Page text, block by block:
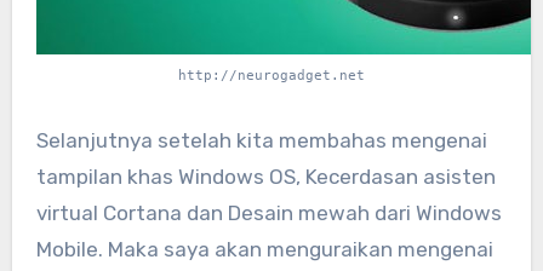
http://neurogadget.net
Selanjutnya setelah kita membahas mengenai
tampilan khas Windows OS, Kecerdasan asisten
virtual Cortana dan Desain mewah dari Windows
Mobile. Maka saya akan menguraikan mengenai